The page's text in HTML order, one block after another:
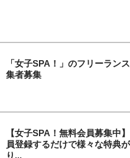
「女子SPA！」のフリーラン
集者募集
【女子SPA！無料会員募集中
員登録するだけで様々な特典
り...